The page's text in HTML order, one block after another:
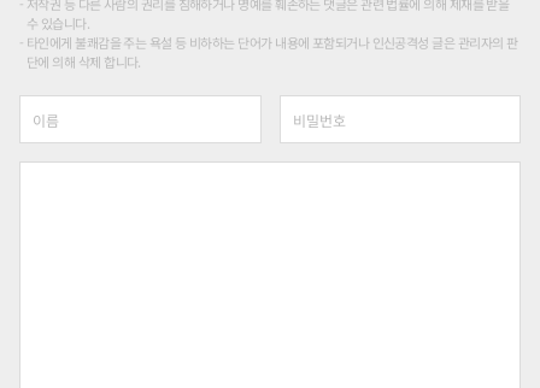
저작권 등 다른 사람의 권리를 침해하거나 명예를 훼손하는 댓글은 관련 법률에 의해 제재를 받을
수 있습니다.
타인에게 불쾌감을 주는 욕설 등 비하하는 단어가 내용에 포함되거나 인신공격성 글은 관리자의 판
단에 의해 삭제 합니다.